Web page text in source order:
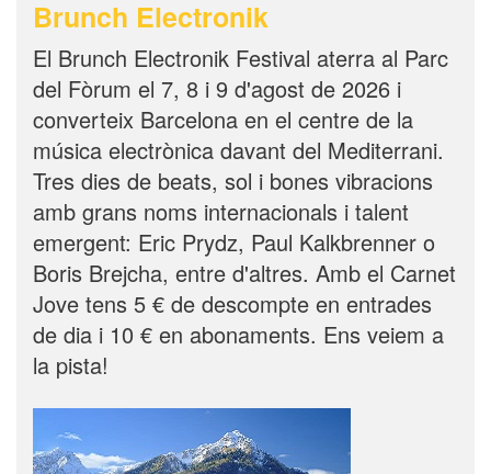
Brunch Electronik
El Brunch Electronik Festival aterra al Parc
del Fòrum el 7, 8 i 9 d'agost de 2026 i
converteix Barcelona en el centre de la
música electrònica davant del Mediterrani.
Tres dies de beats, sol i bones vibracions
amb grans noms internacionals i talent
emergent: Eric Prydz, Paul Kalkbrenner o
Boris Brejcha, entre d'altres. Amb el Carnet
Jove tens 5 € de descompte en entrades
de dia i 10 € en abonaments. Ens veiem a
la pista!